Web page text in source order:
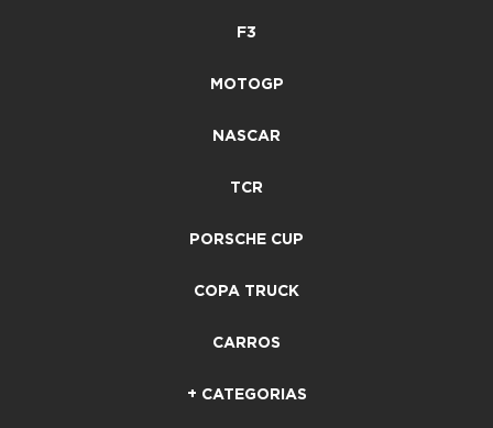
F3
MOTOGP
NASCAR
TCR
PORSCHE CUP
COPA TRUCK
CARROS
+ CATEGORIAS